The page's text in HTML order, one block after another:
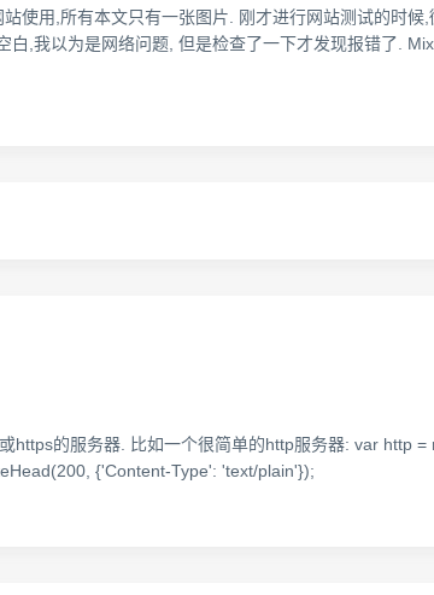
使用,所有本文只有一张图片. 刚才进行网站测试的时
,我以为是网络问题, 但是检查了一下才发现报错了.
https的服务器. 比如一个很简单的http服务器: var http
{'Content-Type': 'text/plain'});